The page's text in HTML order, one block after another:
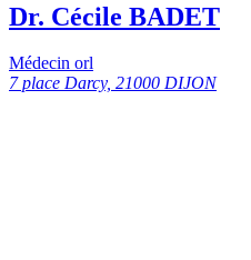
Dr. Cécile BADET
Médecin orl
7 place Darcy, 21000 DIJON